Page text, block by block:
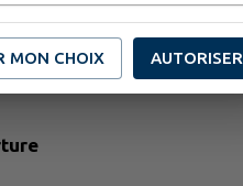
MON CHOIX AUTORISER